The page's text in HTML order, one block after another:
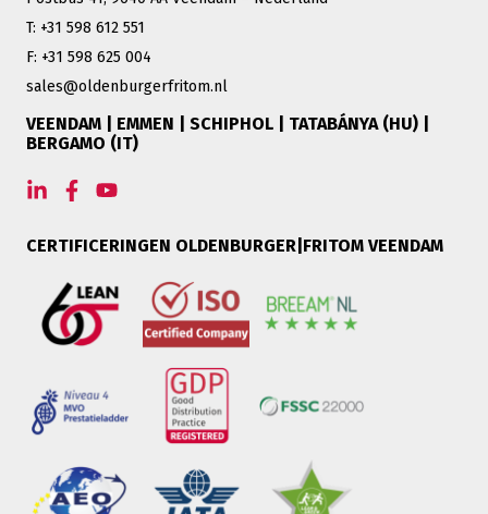
T: +31 598 612 551
F: +31 598 625 004
sales@oldenburgerfritom.nl
VEENDAM | EMMEN | SCHIPHOL | TATABÁNYA (HU) |
BERGAMO (IT)
CERTIFICERINGEN OLDENBURGER|FRITOM VEENDAM